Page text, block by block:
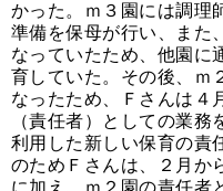
かった。ｍ３園には調理
準備を保母が行い、また
なっていたため、他園に
育していた。その後、ｍ
なったため、Ｆさんは４
（責任者）としての業
利用した新しい保育の責
のためＦさんは、２月か